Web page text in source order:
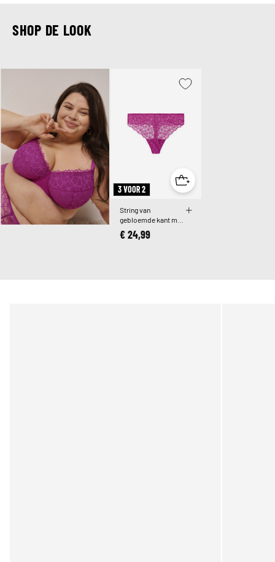
SHOP DE LOOK
3 VOOR 2
String van
gebloemde kant met
normale taille
€ 24,99